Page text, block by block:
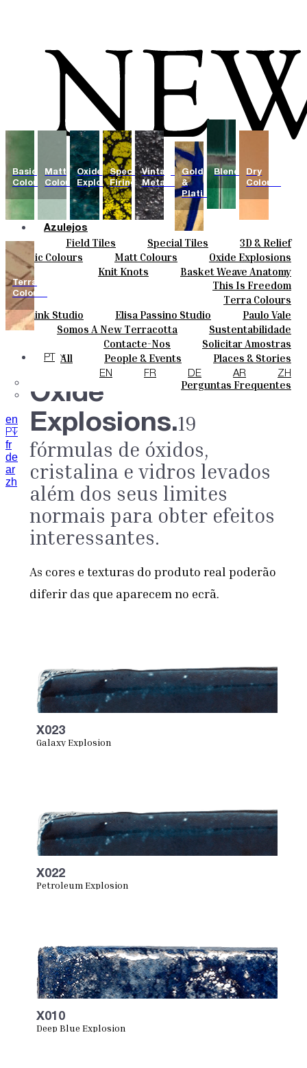
Azulejos
Field Tiles Special Tiles
3D & Relief
Hand Painted
Bold Pattern
Parquet Bisque
Natural Cotto
Smink Studio
Elisa Passino
Paulo Vale
Cores
Basic Colours Matt Colours
Oxide Explosions
Special Firing
Vintage Metallics
Dry Colours
Terra Colours
Cerâmicas
Knit Knots
Basket Weave Anatomy
This Is Freedom
Personalizar
Designers
Smink Studio Elisa Passino Studio Paulo Vale
Quem Somos
Somos A New Terracotta
Sustentabilidade
O Estúdio
Contactos
Contacte-Nos
Solicitar Amostras
Como Comprar
Catálogos E Especificações Técnicas
Perguntas Frequentes
All People & Events
Places & Stories
Materiais & Sustainability
Inspiration & Culture
PT
EN FR DE AR ZH
en
PT
fr
de
ar
zh
Basic
Colours
Matt
Colours
Oxide
Explosions
Special
Firing
Vintage
Metallics
Gold
&
Platinum
Blends
Dry
Colours
Terra
Colours
Oxide
Explosions.19
fórmulas de óxidos,
cristalina e vidros levados
além dos seus limites
normais para obter efeitos
interessantes.
As cores e texturas do produto real poderão
diferir das que aparecem no ecrã.
X023
Galaxy Explosion
X022
Petroleum Explosion
X010
Deep Blue Explosion